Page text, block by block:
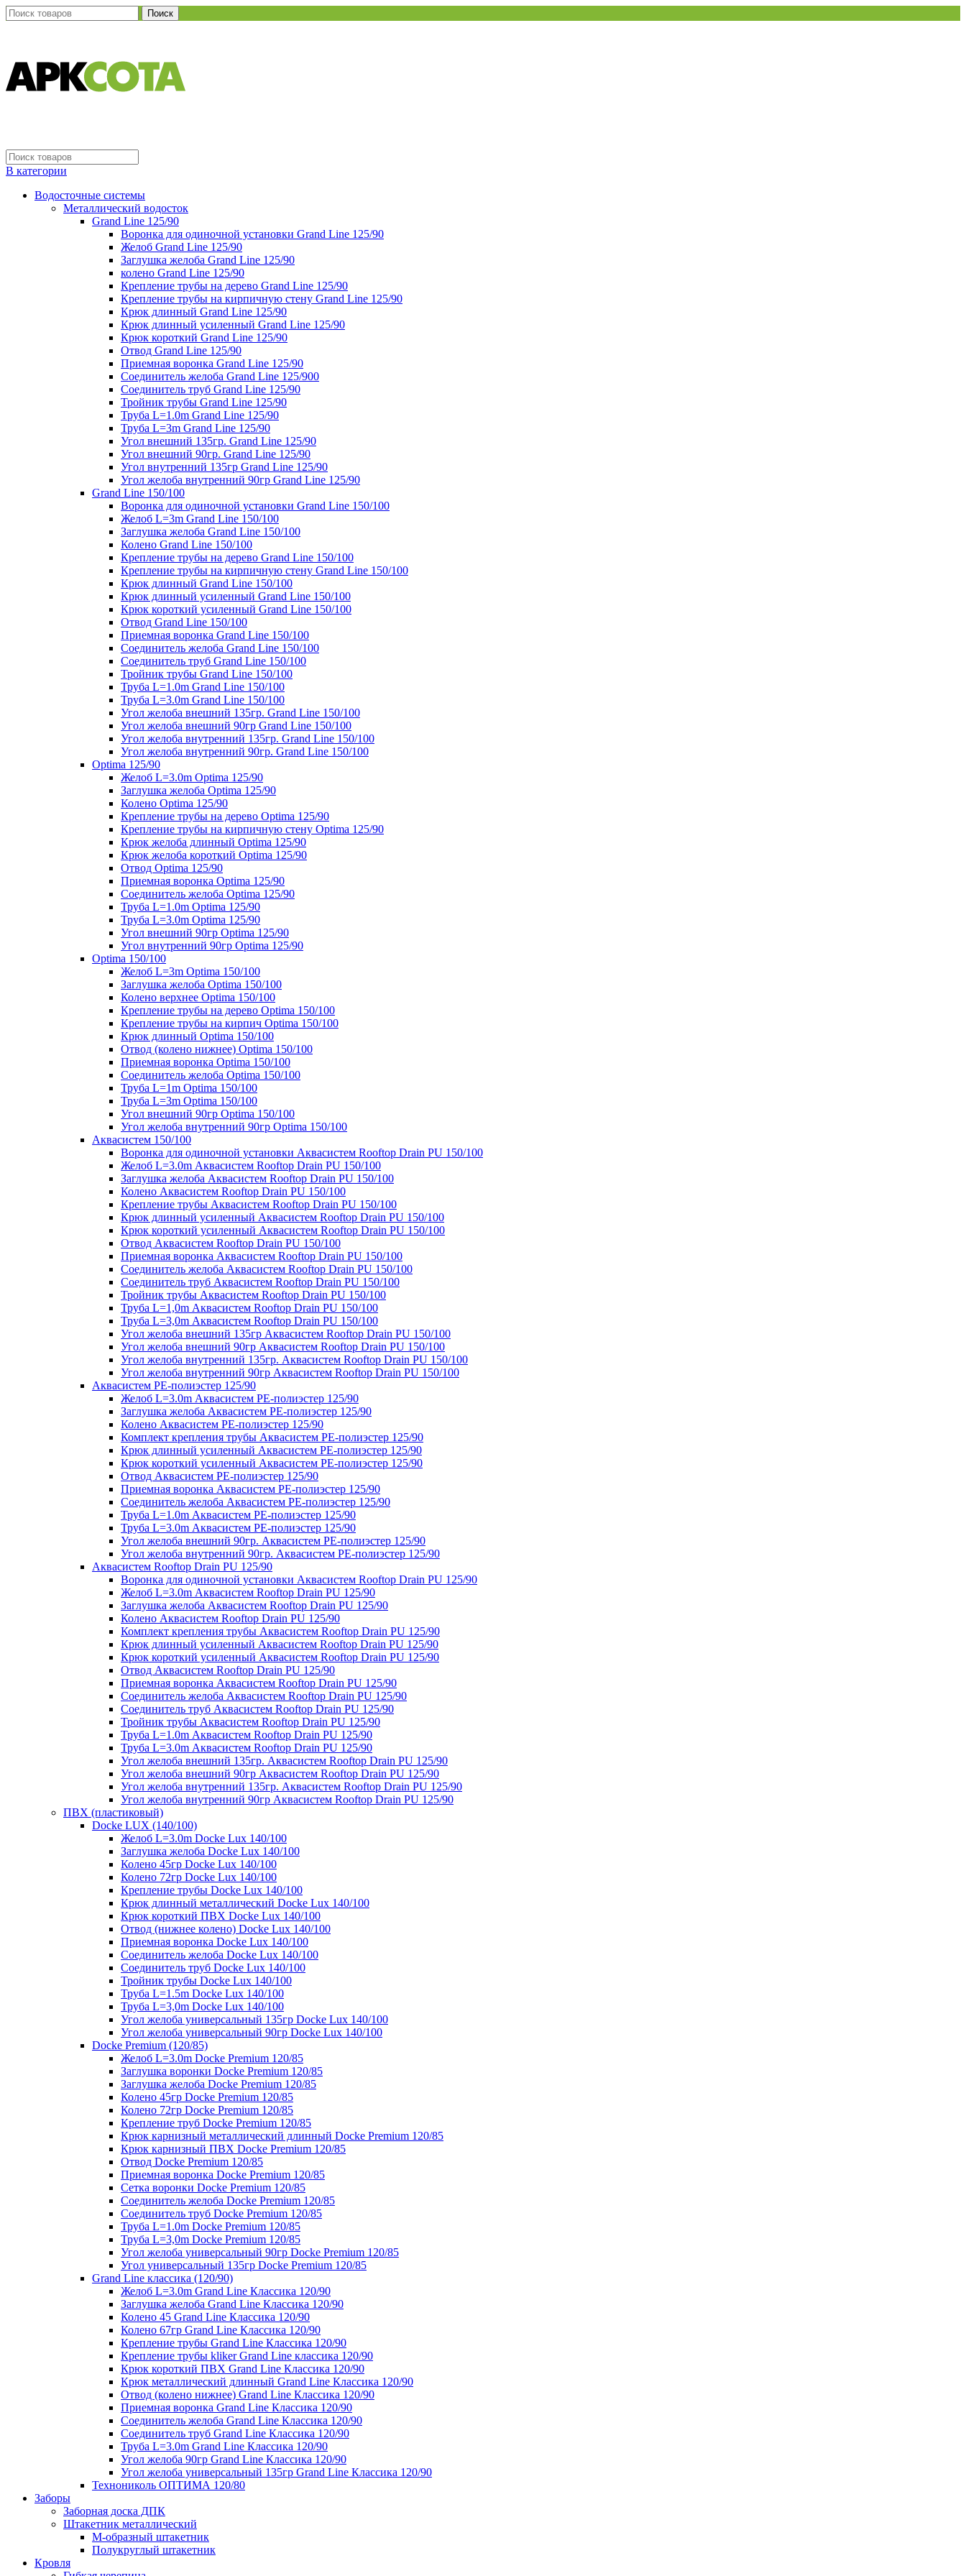
Поиск
В категории
Водосточные системы
Металлический водосток
Grand Line 125/90
Воронка для одиночной установки Grand Line 125/90
Желоб Grand Line 125/90
Заглушка желоба Grand Line 125/90
колено Grand Line 125/90
Крепление трубы на дерево Grand Line 125/90
Крепление трубы на кирпичную стену Grand Line 125/90
Крюк длинный Grand Line 125/90
Крюк длинный усиленный Grand Line 125/90
Крюк короткий Grand Line 125/90
Отвод Grand Line 125/90
Приемная воронка Grand Line 125/90
Соединитель желоба Grand Line 125/900
Соединитель труб Grand Line 125/90
Тройник трубы Grand Line 125/90
Труба L=1.0m Grand Line 125/90
Труба L=3m Grand Line 125/90
Угол внешний 135гр. Grand Line 125/90
Угол внешний 90гр. Grand Line 125/90
Угол внутренний 135гр Grand Line 125/90
Угол желоба внутренний 90гр Grand Line 125/90
Grand Line 150/100
Воронка для одиночной установки Grand Line 150/100
Желоб L=3m Grand Line 150/100
Заглушка желоба Grand Line 150/100
Колено Grand Line 150/100
Крепление трубы на дерево Grand Line 150/100
Крепление трубы на кирпичную стену Grand Line 150/100
Крюк длинный Grand Line 150/100
Крюк длинный усиленный Grand Line 150/100
Крюк короткий усиленный Grand Line 150/100
Отвод Grand Line 150/100
Приемная воронка Grand Line 150/100
Соединитель желоба Grand Line 150/100
Соединитель труб Grand Line 150/100
Тройник трубы Grand Line 150/100
Труба L=1.0m Grand Line 150/100
Труба L=3.0m Grand Line 150/100
Угол желоба внешний 135гр. Grand Line 150/100
Угол желоба внешний 90гр Grand Line 150/100
Угол желоба внутренний 135гр. Grand Line 150/100
Угол желоба внутренний 90гр. Grand Line 150/100
Optima 125/90
Желоб L=3.0m Optima 125/90
Заглушка желоба Optima 125/90
Колено Optima 125/90
Крепление трубы на дерево Optima 125/90
Крепление трубы на кирпичную стену Optima 125/90
Крюк желоба длинный Optima 125/90
Крюк желоба короткий Optima 125/90
Отвод Optima 125/90
Приемная воронка Optima 125/90
Соединитель желоба Optima 125/90
Труба L=1.0m Optima 125/90
Труба L=3.0m Optima 125/90
Угол внешний 90гр Optima 125/90
Угол внутренний 90гр Optima 125/90
Optima 150/100
Желоб L=3m Optima 150/100
Заглушка желоба Optima 150/100
Колено верхнее Optima 150/100
Крепление трубы на дерево Optima 150/100
Крепление трубы на кирпич Optima 150/100
Крюк длинный Optima 150/100
Отвод (колено нижнее) Optima 150/100
Приемная воронка Optima 150/100
Соединитель желоба Optima 150/100
Труба L=1m Optima 150/100
Труба L=3m Optima 150/100
Угол внешний 90гр Optima 150/100
Угол желоба внутренний 90гр Optima 150/100
Аквасистем 150/100
Воронка для одиночной установки Аквасистем Rooftop Drain PU 150/100
Желоб L=3.0m Аквасистем Rooftop Drain PU 150/100
Заглушка желоба Аквасистем Rooftop Drain PU 150/100
Колено Аквасистем Rooftop Drain PU 150/100
Крепление трубы Аквасистем Rooftop Drain PU 150/100
Крюк длинный усиленный Аквасистем Rooftop Drain PU 150/100
Крюк короткий усиленный Аквасистем Rooftop Drain PU 150/100
Отвод Аквасистем Rooftop Drain PU 150/100
Приемная воронка Аквасистем Rooftop Drain PU 150/100
Соединитель желоба Аквасистем Rooftop Drain PU 150/100
Соединитель труб Аквасистем Rooftop Drain PU 150/100
Тройник трубы Аквасистем Rooftop Drain PU 150/100
Труба L=1,0m Аквасистем Rooftop Drain PU 150/100
Труба L=3,0m Аквасистем Rooftop Drain PU 150/100
Угол желоба внешний 135гр Аквасистем Rooftop Drain PU 150/100
Угол желоба внешний 90гр Аквасистем Rooftop Drain PU 150/100
Угол желоба внутренний 135гр. Аквасистем Rooftop Drain PU 150/100
Угол желоба внутренний 90гр Аквасистем Rooftop Drain PU 150/100
Аквасистем PE-полиэстер 125/90
Желоб L=3.0m Аквасистем PE-полиэстер 125/90
Заглушка желоба Аквасистем PE-полиэстер 125/90
Колено Аквасистем PE-полиэстер 125/90
Комплект крепления трубы Аквасистем PE-полиэстер 125/90
Крюк длинный усиленный Аквасистем PE-полиэстер 125/90
Крюк короткий усиленный Аквасистем PE-полиэстер 125/90
Отвод Аквасистем РЕ-полиэстер 125/90
Приемная воронка Аквасистем PE-полиэстер 125/90
Соединитель желоба Аквасистем PE-полиэстер 125/90
Труба L=1.0m Аквасистем PE-полиэстер 125/90
Труба L=3.0m Аквасистем PE-полиэстер 125/90
Угол желоба внешний 90гр. Аквасистем PE-полиэстер 125/90
Угол желоба внутренний 90гр. Аквасистем PE-полиэстер 125/90
Аквасистем Rooftop Drain PU 125/90
Воронка для одиночной установки Аквасистем Rooftop Drain PU 125/90
Желоб L=3.0m Аквасистем Rooftop Drain PU 125/90
Заглушка желоба Аквасистем Rooftop Drain PU 125/90
Колено Аквасистем Rooftop Drain PU 125/90
Комплект крепления трубы Аквасистем Rooftop Drain PU 125/90
Крюк длинный усиленный Аквасистем Rooftop Drain PU 125/90
Крюк короткий усиленный Аквасистем Rooftop Drain PU 125/90
Отвод Аквасистем Rooftop Drain PU 125/90
Приемная воронка Аквасистем Rooftop Drain PU 125/90
Соединитель желоба Аквасистем Rooftop Drain PU 125/90
Соединитель труб Аквасистем Rooftop Drain PU 125/90
Тройник трубы Аквасистем Rooftop Drain PU 125/90
Труба L=1.0m Аквасистем Rooftop Drain PU 125/90
Труба L=3.0m Аквасистем Rooftop Drain PU 125/90
Угол желоба внешний 135гр. Аквасистем Rooftop Drain PU 125/90
Угол желоба внешний 90гр Аквасистем Rooftop Drain PU 125/90
Угол желоба внутренний 135гр. Аквасистем Rooftop Drain PU 125/90
Угол желоба внутренний 90гр Аквасистем Rooftop Drain PU 125/90
ПВХ (пластиковый)
Docke LUX (140/100)
Желоб L=3.0m Docke Lux 140/100
Заглушка желоба Docke Lux 140/100
Колено 45гр Docke Lux 140/100
Колено 72гр Docke Lux 140/100
Крепление трубы Docke Lux 140/100
Крюк длинный металлический Docke Lux 140/100
Крюк короткий ПВХ Docke Lux 140/100
Отвод (нижнее колено) Docke Lux 140/100
Приемная воронка Docke Lux 140/100
Соединитель желоба Docke Lux 140/100
Соединитель труб Docke Lux 140/100
Тройник трубы Docke Lux 140/100
Труба L=1.5m Docke Lux 140/100
Труба L=3,0m Docke Lux 140/100
Угол желоба универсальный 135гр Docke Lux 140/100
Угол желоба универсальный 90гр Docke Lux 140/100
Docke Premium (120/85)
Желоб L=3.0m Docke Premium 120/85
Заглушка воронки Docke Premium 120/85
Заглушка желоба Docke Premium 120/85
Колено 45гр Docke Premium 120/85
Колено 72гр Docke Premium 120/85
Крепление труб Docke Premium 120/85
Крюк карнизный металлический длинный Docke Premium 120/85
Крюк карнизный ПВХ Docke Premium 120/85
Отвод Docke Premium 120/85
Приемная воронка Docke Premium 120/85
Сетка воронки Docke Premium 120/85
Соединитель желоба Docke Premium 120/85
Соединитель труб Docke Premium 120/85
Труба L=1.0m Docke Premium 120/85
Труба L=3,0m Docke Premium 120/85
Угол желоба универсальный 90гр Docke Premium 120/85
Угол универсальный 135гр Docke Premium 120/85
Grand Line классика (120/90)
Желоб L=3.0m Grand Line Классика 120/90
Заглушка желоба Grand Line Классика 120/90
Колено 45 Grand Line Классика 120/90
Колено 67гр Grand Line Классика 120/90
Крепление трубы Grand Line Классика 120/90
Крепление трубы kliker Grand Line классика 120/90
Крюк короткий ПВХ Grand Line Классика 120/90
Крюк металлический длинный Grand Line Классика 120/90
Отвод (колено нижнее) Grand Line Классика 120/90
Приемная воронка Grand Line Классика 120/90
Соединитель желоба Grand Line Классика 120/90
Соединитель труб Grand Line Классика 120/90
Труба L=3.0m Grand Line Классика 120/90
Угол желоба 90гр Grand Line Классика 120/90
Угол желоба универсальный 135гр Grand Line Классика 120/90
Технониколь ОПТИМА 120/80
Заборы
Заборная доска ДПК
Штакетник металлический
М-образный штакетник
Полукруглый штакетник
Кровля